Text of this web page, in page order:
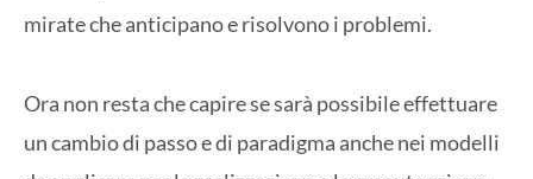
mirate che anticipano e risolvono i problemi.
Ora non resta che capire se sarà possibile effettuare
un cambio di passo e di paradigma anche nei modelli